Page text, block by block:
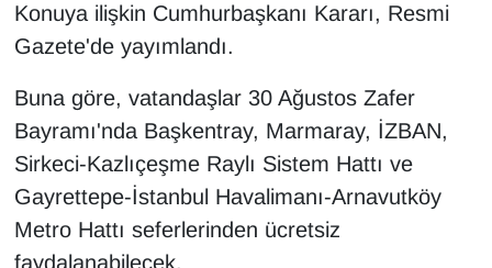
Konuya ilişkin Cumhurbaşkanı Kararı, Resmi
Gazete'de yayımlandı.
Buna göre, vatandaşlar 30 Ağustos Zafer
Bayramı'nda Başkentray, Marmaray, İZBAN,
Sirkeci-Kazlıçeşme Raylı Sistem Hattı ve
Gayrettepe-İstanbul Havalimanı-Arnavutköy
Metro Hattı seferlerinden ücretsiz
faydalanabilecek.
İngilizce
Kadın
Kamu Alımları
Kim Kimdir?
Kültür & Sanat